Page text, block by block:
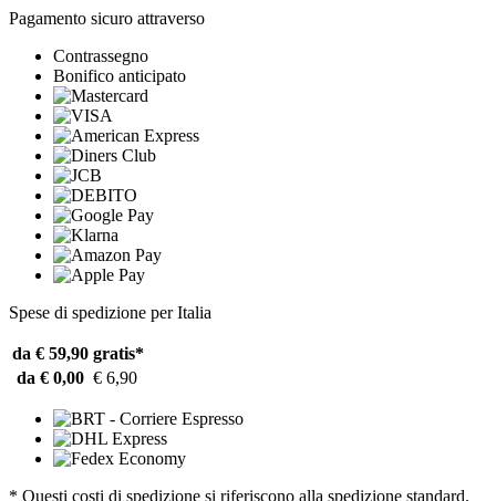
Pagamento sicuro attraverso
Contrassegno
Bonifico anticipato
Spese di spedizione per Italia
da € 59,90 gratis*
da € 0,00 € 6,90
* Questi costi di spedizione si riferiscono alla spedizione standard.